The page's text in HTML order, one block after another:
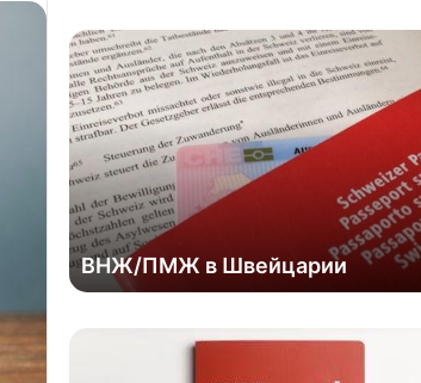
ВНЖ/ПМЖ в Швейцарии